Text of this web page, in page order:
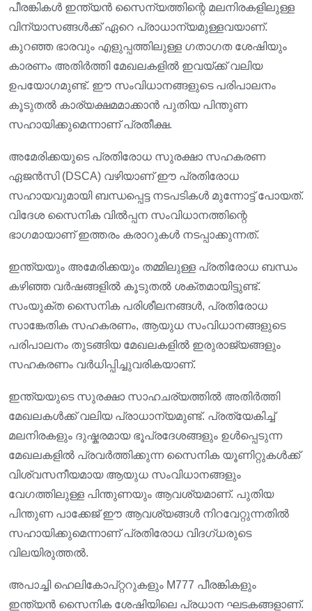
പീരങ്കികൾ ഇന്ത്യൻ സൈന്യത്തിന്റെ മലനിരകളിലുള്ള
വിന്യാസങ്ങൾക്ക് ഏറെ പ്രാധാന്യമുള്ളവയാണ്.
കുറഞ്ഞ ഭാരവും എളുപ്പത്തിലുള്ള ഗതാഗത ശേഷിയും
കാരണം അതിർത്തി മേഖലകളിൽ ഇവയ്ക്ക് വലിയ
ഉപയോഗമുണ്ട്. ഈ സംവിധാനങ്ങളുടെ പരിപാലനം
കൂടുതൽ കാര്യക്ഷമമാക്കാൻ പുതിയ പിന്തുണ
സഹായിക്കുമെന്നാണ് പ്രതീക്ഷ.
അമേരിക്കയുടെ പ്രതിരോധ സുരക്ഷാ സഹകരണ
ഏജൻസി (DSCA) വഴിയാണ് ഈ പ്രതിരോധ
സഹായവുമായി ബന്ധപ്പെട്ട നടപടികൾ മുന്നോട്ട് പോയത്.
വിദേശ സൈനിക വിൽപ്പന സംവിധാനത്തിന്റെ
ഭാഗമായാണ് ഇത്തരം കരാറുകൾ നടപ്പാക്കുന്നത്.
ഇന്ത്യയും അമേരിക്കയും തമ്മിലുള്ള പ്രതിരോധ ബന്ധം
കഴിഞ്ഞ വർഷങ്ങളിൽ കൂടുതൽ ശക്തമായിട്ടുണ്ട്.
സംയുക്ത സൈനിക പരിശീലനങ്ങൾ, പ്രതിരോധ
സാങ്കേതിക സഹകരണം, ആയുധ സംവിധാനങ്ങളുടെ
പരിപാലനം തുടങ്ങിയ മേഖലകളിൽ ഇരുരാജ്യങ്ങളും
സഹകരണം വർധിപ്പിച്ചുവരികയാണ്.
ഇന്ത്യയുടെ സുരക്ഷാ സാഹചര്യത്തിൽ അതിർത്തി
മേഖലകൾക്ക് വലിയ പ്രാധാന്യമുണ്ട്. പ്രത്യേകിച്ച്
മലനിരകളും ദുഷ്കരമായ ഭൂപ്രദേശങ്ങളും ഉൾപ്പെടുന്ന
മേഖലകളിൽ പ്രവർത്തിക്കുന്ന സൈനിക യൂണിറ്റുകൾക്ക്
വിശ്വസനീയമായ ആയുധ സംവിധാനങ്ങളും
വേഗത്തിലുള്ള പിന്തുണയും ആവശ്യമാണ്. പുതിയ
പിന്തുണ പാക്കേജ് ഈ ആവശ്യങ്ങൾ നിറവേറ്റുന്നതിൽ
സഹായിക്കുമെന്നാണ് പ്രതിരോധ വിദഗ്ധരുടെ
വിലയിരുത്തൽ.
അപാച്ചി ഹെലികോപ്റ്ററുകളും M777 പീരങ്കികളും
ഇന്ത്യൻ സൈനിക ശേഷിയിലെ പ്രധാന ഘടകങ്ങളാണ്.